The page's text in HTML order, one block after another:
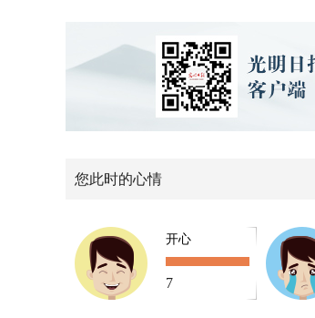
您此时的心情
开心
7